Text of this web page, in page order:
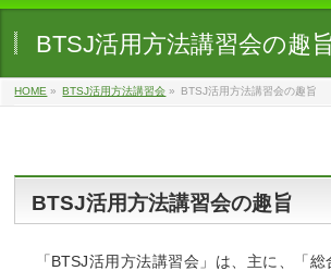
BTSJ活用方法講習会の趣旨
HOME » BTSJ活用方法講習会 » BTSJ活用方法講習会の趣旨
BTSJ活用方法講習会の趣旨
「BTSJ活用方法講習会」は、主に、「